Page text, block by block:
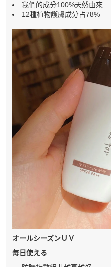
我們的成分100%天然由來
12種植物護膚成分占78%
オールシーズンＵＶ
毎日使える